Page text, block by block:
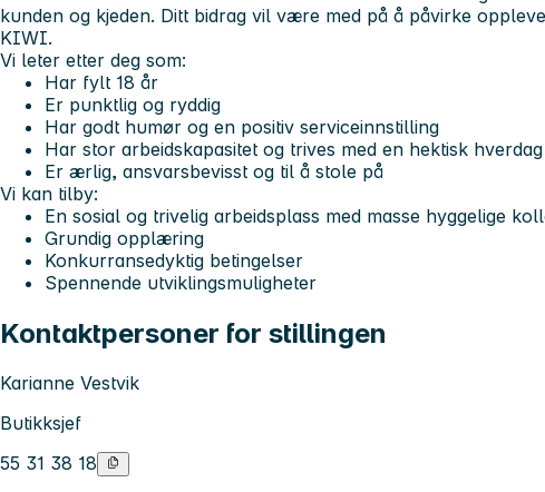
kunden og kjeden. Ditt bidrag vil være med på å påvirke
KIWI.
Vi leter etter deg som:
Har fylt 18 år
Er punktlig og ryddig
Har godt humør og en positiv serviceinnstilling
Har stor arbeidskapasitet og trives med en hektisk hverdag
Er ærlig, ansvarsbevisst og til å stole på
Vi kan tilby:
En sosial og trivelig arbeidsplass med masse hyggelige
Grundig opplæring
Konkurransedyktig betingelser
Spennende utviklingsmuligheter
Kontaktpersoner for stillingen
Karianne Vestvik
Butikksjef
55 31 38 18